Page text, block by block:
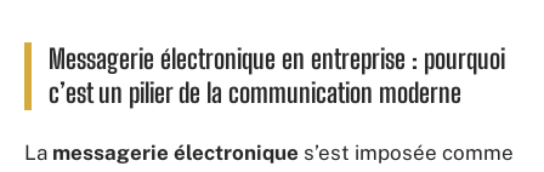
Messagerie électronique en entreprise : pourquoi
c’est un pilier de la communication moderne
La messagerie électronique s’est imposée comme